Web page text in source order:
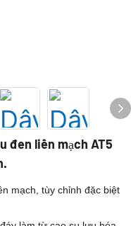
đen liền mạch AT5
mạch, tùy chỉnh đặc biệt